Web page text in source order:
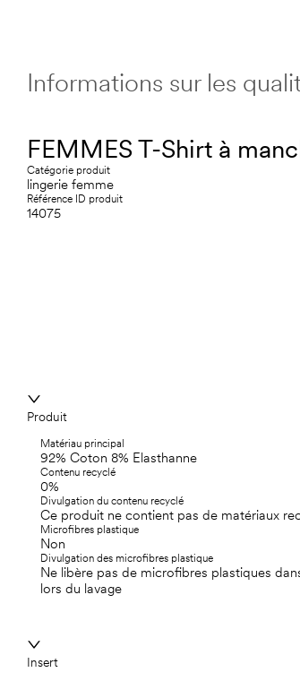
Informations sur les
FEMMES T-Shirt à
Catégorie produit
lingerie femme
Référence ID produit
14075
Produit
Matériau principal
92% Coton 8% Elasthanne
Contenu recyclé
0%
Divulgation du contenu recyclé
Ce produit ne contient pas de matériaux
Microfibres plastique
Non
Divulgation des microfibres plastique
Ne libère pas de microfibres plastiques
lors du lavage
Insert